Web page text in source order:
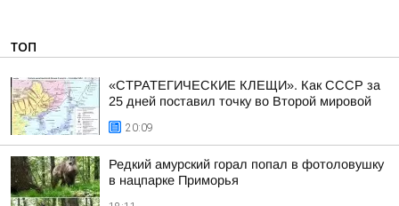
ТОП
«СТРАТЕГИЧЕСКИЕ КЛЕЩИ». Как СССР за
25 дней поставил точку во Второй мировой
20:09
Редкий амурский горал попал в фотоловушку
в нацпарке Приморья